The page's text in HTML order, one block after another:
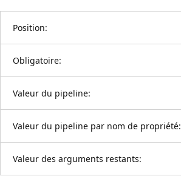
Position:
Obligatoire:
Valeur du pipeline:
Valeur du pipeline par nom de propriété:
Valeur des arguments restants: